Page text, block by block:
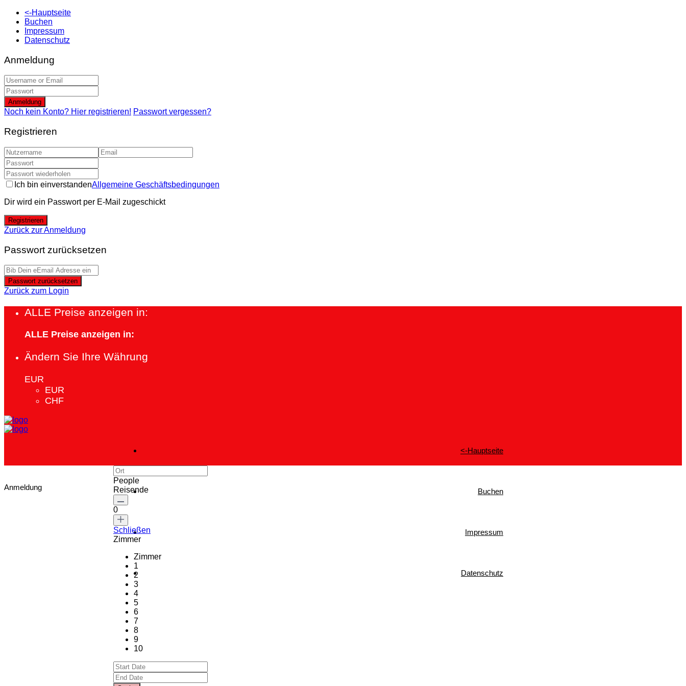
<-Hauptseite
Buchen
Impressum
Datenschutz
Anmeldung
Anmeldung
Noch kein Konto? Hier registrieren! Passwort vergessen?
Registrieren
Ich bin einverstandenAllgemeine Geschäftsbedingungen
Dir wird ein Passwort per E-Mail zugeschickt
Registrieren
Zurück zur Anmeldung
Passwort zurücksetzen
Passwort zurücksetzen
Zurück zum Login
ALLE Preise anzeigen in:
ALLE Preise anzeigen in:
Ändern Sie Ihre Währung
EUR
EUR
CHF
<-Hauptseite
Buchen
Impressum
Datenschutz
Anmeldung
People
Reisende
0
Schließen
Zimmer
Zimmer
1
2
3
4
5
6
7
8
9
10